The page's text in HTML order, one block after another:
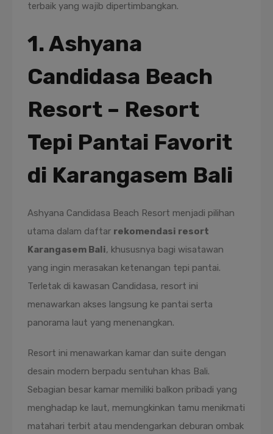
terbaik yang wajib dipertimbangkan.
1. Ashyana
Candidasa Beach
Resort – Resort
Tepi Pantai Favorit
di Karangasem Bali
Ashyana Candidasa Beach Resort menjadi pilihan
utama dalam daftar rekomendasi resort
Karangasem Bali, khususnya bagi wisatawan
yang ingin merasakan ketenangan tepi pantai.
Terletak di kawasan Candidasa, resort ini
menawarkan akses langsung ke pantai serta
panorama laut yang menenangkan.
Resort ini menawarkan kamar dan suite dengan
desain modern berpadu sentuhan khas Bali.
Sebagian besar kamar memiliki balkon pribadi yang
menghadap ke laut, memungkinkan tamu menikmati
matahari terbit atau mendengarkan deburan ombak